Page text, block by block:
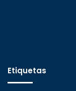
Etiquetas